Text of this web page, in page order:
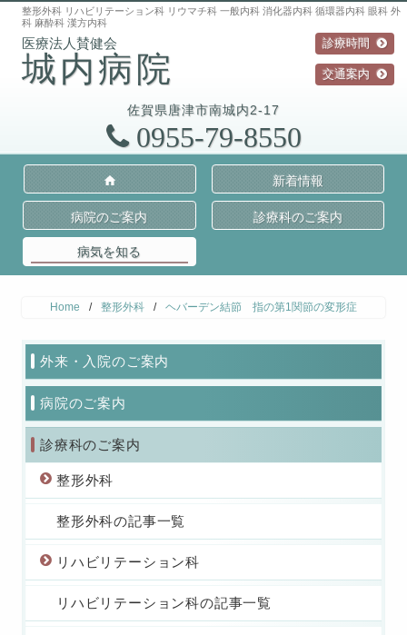
城内病院
整形外科 リハビリテーション科 リウマチ科 一般内科 消化器内科 循環器内科 眼科 外
科 麻酔科 漢方内科
佐賀県唐津市南城内2-17
0955-79-8550
診療時間
交通案内
新着情報
病院のご案内 診療科のご案内
病気を知る
Home / 整形外科 / ヘバーデン結節 指の第1関節の変形症
外来・入院のご案内
病院のご案内
診療科のご案内
整形外科
整形外科の記事一覧
リハビリテーション科
リハビリテーション科の記事一覧